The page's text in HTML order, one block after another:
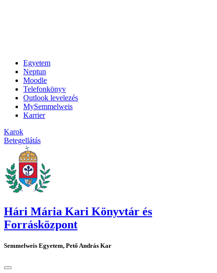
Egyetem
Neptun
Moodle
Telefonkönyv
Outlook levelezés
MySemmelweis
Karrier
Karok
Betegellátás
Hári Mária Kari Könyvtár és
Forrásközpont
Semmelweis Egyetem, Pető András Kar